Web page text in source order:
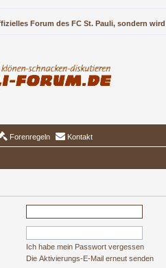
Forum des FC St. Pauli, sondern
Forenregeln Kontakt
Ich habe mein Passwort vergessen
Die Aktivierungs-E-Mail erneut senden